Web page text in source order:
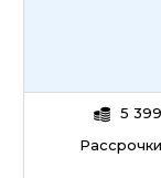
5 399